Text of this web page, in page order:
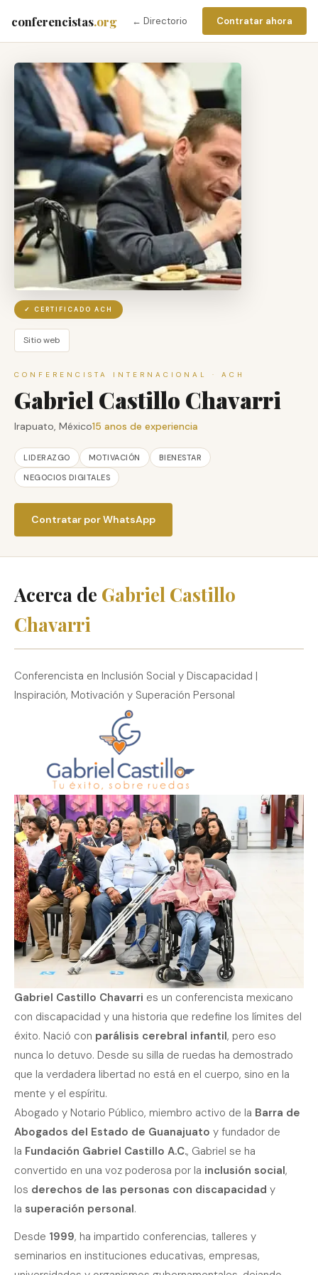
conferencistas.org ← Directorio Contratar ahora
✓ CERTIFICADO ACH
Sitio web
CONFERENCISTA INTERNACIONAL · ACH
Gabriel Castillo Chavarri
Irapuato, México15 anos de experiencia
LIDERAZGO MOTIVACIÓN
BIENESTAR
NEGOCIOS DIGITALES
Contratar por WhatsApp
Acerca de Gabriel Castillo
Chavarri
Conferencista en Inclusión Social y Discapacidad |
Inspiración, Motivación y Superación Personal
Gabriel Castillo Chavarri es un conferencista mexicano
con discapacidad y una historia que redefine los límites del
éxito. Nació con parálisis cerebral infantil, pero eso
nunca lo detuvo. Desde su silla de ruedas ha demostrado
que la verdadera libertad no está en el cuerpo, sino en la
mente y el espíritu.
Abogado y Notario Público, miembro activo de la Barra de
Abogados del Estado de Guanajuato y fundador de
la Fundación Gabriel Castillo A.C., Gabriel se ha
convertido en una voz poderosa por la inclusión social,
los derechos de las personas con discapacidad y
la superación personal.
Desde 1999, ha impartido conferencias, talleres y
seminarios en instituciones educativas, empresas,